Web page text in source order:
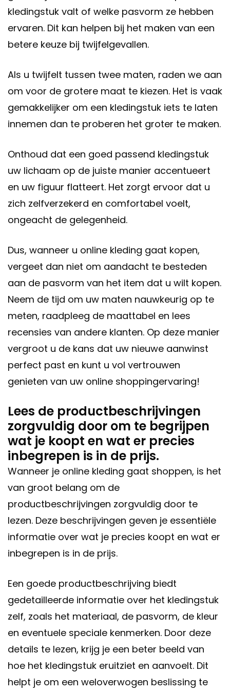
kledingstuk valt of welke pasvorm ze hebben
ervaren. Dit kan helpen bij het maken van een
betere keuze bij twijfelgevallen.
Als u twijfelt tussen twee maten, raden we aan
om voor de grotere maat te kiezen. Het is vaak
gemakkelijker om een kledingstuk iets te laten
innemen dan te proberen het groter te maken.
Onthoud dat een goed passend kledingstuk
uw lichaam op de juiste manier accentueert
en uw figuur flatteert. Het zorgt ervoor dat u
zich zelfverzekerd en comfortabel voelt,
ongeacht de gelegenheid.
Dus, wanneer u online kleding gaat kopen,
vergeet dan niet om aandacht te besteden
aan de pasvorm van het item dat u wilt kopen.
Neem de tijd om uw maten nauwkeurig op te
meten, raadpleeg de maattabel en lees
recensies van andere klanten. Op deze manier
vergroot u de kans dat uw nieuwe aanwinst
perfect past en kunt u vol vertrouwen
genieten van uw online shoppingervaring!
Lees de productbeschrijvingen
zorgvuldig door om te begrijpen
wat je koopt en wat er precies
inbegrepen is in de prijs.
Wanneer je online kleding gaat shoppen, is het
van groot belang om de
productbeschrijvingen zorgvuldig door te
lezen. Deze beschrijvingen geven je essentiële
informatie over wat je precies koopt en wat er
inbegrepen is in de prijs.
Een goede productbeschrijving biedt
gedetailleerde informatie over het kledingstuk
zelf, zoals het materiaal, de pasvorm, de kleur
en eventuele speciale kenmerken. Door deze
details te lezen, krijg je een beter beeld van
hoe het kledingstuk eruitziet en aanvoelt. Dit
helpt je om een weloverwogen beslissing te